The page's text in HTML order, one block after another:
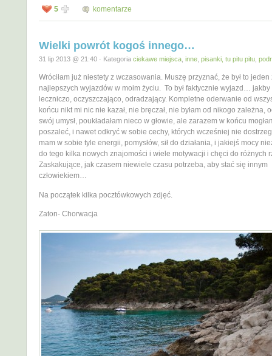
5 komentarze
Wielki powrót kogoś innego…
31 lip 2013 @ 21:40 · Kategoria ciekawe miejsca inne pisanki, tu pitu pitu
Wróciłam już niestety z wczasowania. Muszę przyznać, że był to jeden
najlepszych wyjazdów w moim życiu. To był faktycznie wyjazd… jakby
leczniczo, oczyszczająco, odradzający. Kompletne oderwanie od
końcu nikt mi nic nie kazał, nie bręczał, nie byłam od nikogo zależna,
swój umysł, poukładałam nieco w głowie, ale zarazem w końcu
poszaleć, i nawet odkryć w sobie cechy, których wcześniej nie
mam w sobie tyle energii, pomysłów, sił do działania, i jakiejś mocy
do tego kilka nowych znajomości i wiele motywacji i chęci do różnych
Zaskakujące, jak czasem niewiele czasu potrzeba, aby stać się innym
człowiekiem…
Na początek kilka pocztówkowych zdjęć.
Zaton- Chorwacja